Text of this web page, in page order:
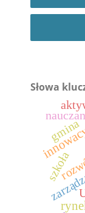
Słowa
gmina
szkoła